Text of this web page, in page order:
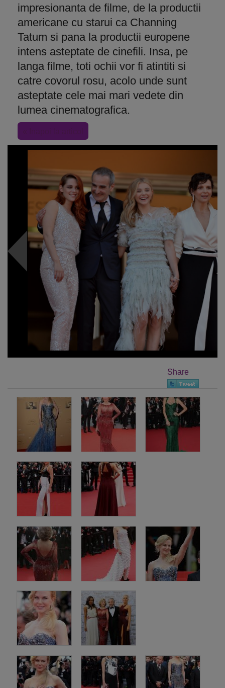
impresionanta de filme, de la productii
americane cu starui ca Channing
Tatum si pana la productii europene
intens asteptate de cinefili. Insa, pe
langa filme, toti ochii vor fi atintiti si
catre covorul rosu, acolo unde sunt
asteptate cele mai mari vedete din
lumea cinematografica.
Share